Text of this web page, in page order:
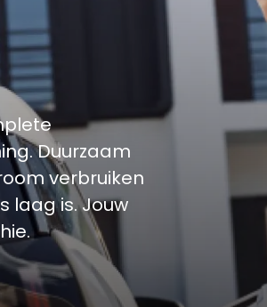
Duurzaam
verbruiken
laag is. Jouw